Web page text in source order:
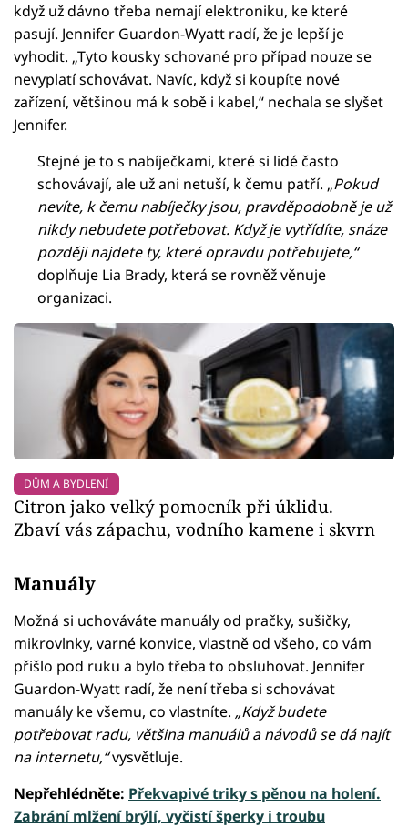
když už dávno třeba nemají elektroniku, ke které
pasují. Jennifer Guardon-Wyatt radí, že je lepší je
vyhodit. „Tyto kousky schované pro případ nouze se
nevyplatí schovávat. Navíc, když si koupíte nové
zařízení, většinou má k sobě i kabel,“ nechala se slyšet
Jennifer.
Stejné je to s nabíječkami, které si lidé často
schovávají, ale už ani netuší, k čemu patří. „Pokud
nevíte, k čemu nabíječky jsou, pravděpodobně je už
nikdy nebudete potřebovat. Když je vytřídíte, snáze
později najdete ty, které opravdu potřebujete,“
doplňuje Lia Brady, která se rovněž věnuje
organizaci.
DŮM A BYDLENÍ
Citron jako velký pomocník při úklidu.
Zbaví vás zápachu, vodního kamene i skvrn
Manuály
Možná si uchováváte manuály od pračky, sušičky,
mikrovlnky, varné konvice, vlastně od všeho, co vám
přišlo pod ruku a bylo třeba to obsluhovat. Jennifer
Guardon-Wyatt radí, že není třeba si schovávat
manuály ke všemu, co vlastníte. „Když budete
potřebovat radu, většina manuálů a návodů se dá najít
na internetu,“vysvětluje.
Nepřehlédněte: Překvapivé triky s pěnou na holení.
Zabrání mlžení brýlí, vyčistí šperky i troubu